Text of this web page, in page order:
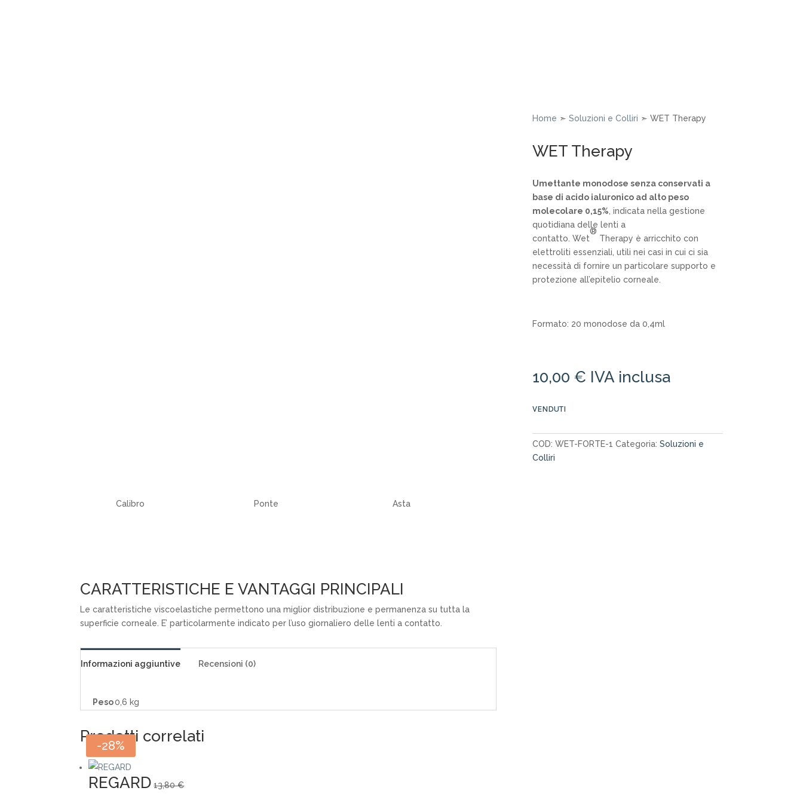
Home ➣ Soluzioni e Colliri ➣ WET Therapy
WET Therapy
Umettante monodose senza conservati a
base di acido ialuronico ad alto peso
molecolare 0,15% , indicata nella gestione
quotidiana delle lenti a
contatto. Wet
®
Therapy è arricchito con
elettroliti essenziali, utili nei casi in cui ci sia
necessità di fornire un particolare supporto e
protezione all’epitelio corneale.
Formato: 20 monodose da 0,4ml
10,00 € IVA inclusa
VENDUTI
COD: WET-FORTE-1 Categoria: Soluzioni e
Colliri
Calibro Ponte Asta
CARATTERISTICHE E VANTAGGI PRINCIPALI
Le caratteristiche viscoelastiche permettono una miglior distribuzione e permanenza su tutta la
superficie corneale. E’ particolarmente indicato per l’uso giornaliero delle lenti a contatto.
Informazioni aggiuntive Recensioni (0)
Peso0,6 kg
Prodotti correlati
-28%
REGARD 13,80€